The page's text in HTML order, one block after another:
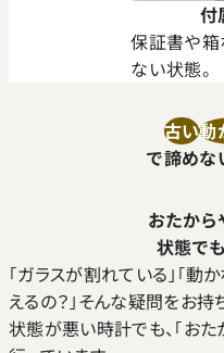
付
保証書や
ない状態。
古い動
で諦めな
おたから
状態で
｢ガラスが割れている｣｢動
えるの？｣そんな疑問をお持
状態が悪い時計でも、｢お